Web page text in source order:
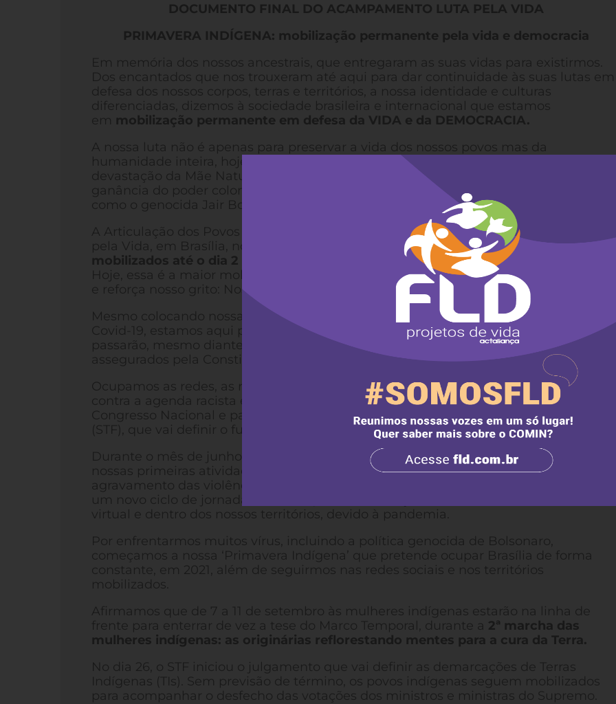
DOCUMENTO FINAL DO ACAMPAMENTO LUTA PELA VIDA
PRIMAVERA INDÍGENA: mobilização permanente pela vida e democracia
Em memória dos nossos ancestrais, que entregaram as suas vidas para existirmos.
Dos encantados que nos trouxeram até aqui para dar continuidade às suas lutas em
defesa dos nossos corpos, terras e territórios, a nossa identidade e culturas
diferenciadas, dizemos à sociedade brasileira e internacional que estamos
em mobilização permanente em defesa da VIDA e da DEMOCRACIA.
A nossa luta não é apenas para preservar a vida dos nossos povos mas da
humanidade inteira, hoje gravemente ameaçada pela política de extermínio e
devastação da Mãe Natureza promovida pelas elites econômicas – que herdaram a
ganância do poder colonial, mercantilista e feudal expansionista – e de governantes
como o genocida Jair Bolsonaro.
A Articulação dos Povos Indígenas do Brasil (Apib) deu início ao acampamento Luta
pela Vida, em Brasília, no dia 22 de agosto e reforça nesta carta queseguiremos
mobilizados até o dia 2 de setembro de 2021
para lutarmos por nossos direitos.
Hoje, essa é a maior mobilização na história dos povos originários, na Capital
e reforça nosso grito: Nossa história não começa, em 1988!
Mesmo colocando nossas vidas em risco, no contexto ainda gravemente perigoso da
Covid-19, estamos aqui para dizer aos invasores dos nossos territórios que não
passarão, mesmo diante dos intensos ataques aos nossos direitos fundamentais
assegurados pela Constituição Federal de 1988.
Ocupamos as redes, as ruas, as aldeias e Brasília para lutarmos pela democracia,
contra a agenda racista e anti-indígena que está em curso no Governo Federal e no
Congresso Nacional e para acompanhar o julgamento no Supremo Tribunal Federal
(STF), que vai definir o futuro dos nossos povos.
Durante o mês de junho de 2021, realizamos o Levante pela Terra, dando início às
nossas primeiras atividades presenciais, em Brasília, para enfrentarmos o
agravamento das violências contra as vidas indígenas. A partir de então,
um novo ciclo de jornada de lutas, que desde março de 2020, aconteceram de forma
virtual e dentro dos nossos territórios, devido à pandemia.
Por enfrentarmos muitos vírus, incluindo a política genocida de Bolsonaro,
começamos a nossa ‘Primavera Indígena’ que pretende ocupar Brasília de forma
constante, em 2021, além de seguirmos nas redes sociais e nos territórios
mobilizados.
Afirmamos que de 7 a 11 de setembro às mulheres indígenas estarão na linha de
frente para enterrar de vez a tese do Marco Temporal, durante a 2ª marcha das
mulheres indígenas: as originárias reflorestando mentes para a cura da Terra.
No dia 26, o STF iniciou o julgamento que vai definir as demarcações de Terras
Indígenas (TIs). Sem previsão de término, os povos indígenas seguem mobilizados
para acompanhar o desfecho das votações dos ministros e ministras do Supremo.